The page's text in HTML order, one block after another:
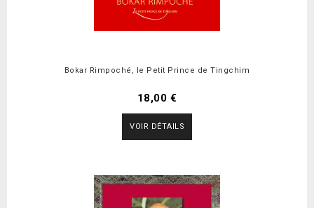
Bokar Rimpoché, le Petit Prince de Tingchim
18,00 €
VOIR DÉTAILS